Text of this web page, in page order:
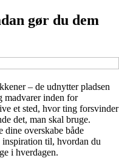
gør du dem
– de udnytter pladsen
madvarer inden for
et sted, hvor ting forsvinder
det, man skal bruge.
dine overskabe både
til, hvordan du
i hverdagen.